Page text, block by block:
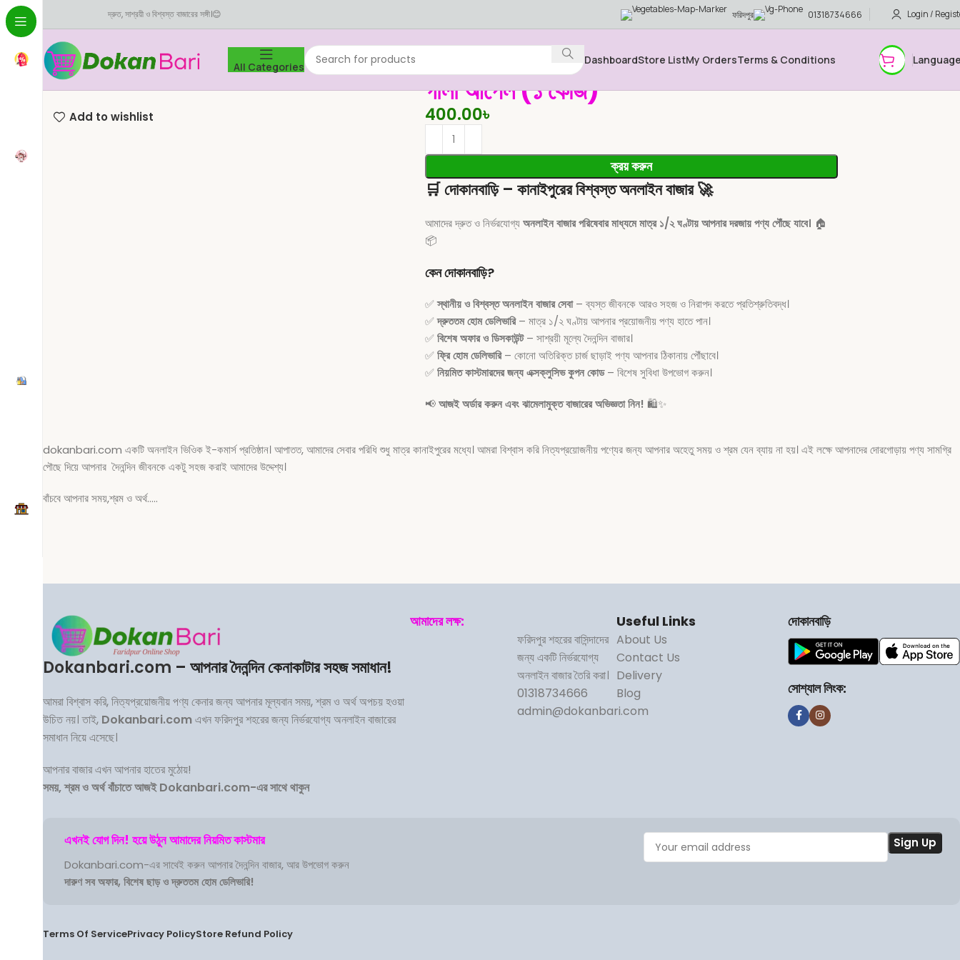
দ্রুত, সাশ্রয়ী ও বিশ্বস্ত বাজারের সঙ্গী।😊 ফরিদপুর 01318734666 Login /
All Categories
DashboardStore ListMy OrdersTerms & Conditions
Home
Add to wishlist
গালা আপেল (১ কেজি)
400.00৳
ক্রয় করুন
🛒দোকানবাড়ি – কানাইপুরের বিশ্বস্ত অনলাইন বাজার🚀
আমাদের দ্রুত ও নির্ভরযোগ্যঅনলাইন বাজার পরিষেবার মাধ্যমে মাত্র ১/২ ঘণ্টায় আপনার দরজায় পণ্য পৌঁছে যাবে। 🏠
📦
কেন দোকানবাড়ি?
✅স্থানীয় ও বিশ্বস্ত অনলাইন বাজার সেবা– ব্যস্ত জীবনকে আরও সহজ ও নিরাপদ করতে প্রতিশ্রুতিবদ্ধ।
✅দ্রুততম হোম ডেলিভারি– মাত্র ১/২ ঘণ্টায় আপনার প্রয়োজনীয় পণ্য হাতে পান।
✅ বিশেষ অফার ও ডিসকাউন্ট– সাশ্রয়ী মূল্যে দৈনন্দিন বাজার।
✅ ফ্রি হোম ডেলিভারি– কোনো অতিরিক্ত চার্জ ছাড়াই পণ্য আপনার ঠিকানায় পৌঁছাবে।
✅ নিয়মিত কাস্টমারদের জন্য এক্সক্লুসিভ কুপন কোড– বিশেষ সুবিধা উপভোগ করুন।
📢আজই অর্ডার করুন এবং ঝামেলামুক্ত বাজারের অভিজ্ঞতা নিন! 🛍️✨
dokanbari.com একটি অনলাইন ভিওিক ই-কমার্স প্রতিষ্ঠান। আপাতত, আমাদের সেবার পরিধি শুধু মাত্র কানাইপুরের মধ্যে। আমরা বিশ্বাস করি নিত্যপ্রয়োজনীয় পণ্যের জন্য আপনার অহেতু সময় ও শ্রম যেন ব্যায় না হয়। এই লক্ষে আপনাদের দোরগোড়ায় পণ্য সামগ্রি
পৌছে দিয়ে আপনার দৈনন্দিন জীবনকে একটু সহজ করাই আমাদের উদ্দেশ্য।
বাঁচবে আপনার সময়,শ্রম ও অর্থ…..
Dokanbari.com – আপনার দৈনন্দিন কেনাকাটার সহজ সমাধান!
আমরা বিশ্বাস করি, নিত্যপ্রয়োজনীয় পণ্য কেনার জন্য আপনার মূল্যবান সময়, শ্রম ও অর্থ অপচয় হওয়া
উচিত নয়। তাই, Dokanbari.comএখন ফরিদপুর শহরের জন্য নির্ভরযোগ্য অনলাইন বাজারের
সমাধান নিয়ে এসেছে।
আপনার বাজার এখন আপনার হাতের মুঠোয়!
সময়, শ্রম ও অর্থ বাঁচাতে আজই Dokanbari.com-এর সাথে থাকুন
আমাদের লক্ষ:
ফরিদপুর শহরের বাসিন্দাদের
জন্য একটি নির্ভরযোগ্য
অনলাইন বাজার তৈরি করা।
01318734666
admin@dokanbari.com
Useful Links
About Us
Contact Us
Delivery
Blog
দোকানবাড়ি
সোশ্যাল লিংক:
এখনই যোগ দিন! হয়ে উঠুন আমাদের নিয়মিত কাস্টমার
Dokanbari.com-এর সাথেই করুন আপনার দৈনন্দিন বাজার, আর উপভোগ করুন
দারুণ সব অফার, বিশেষ ছাড় ও দ্রুততম হোম ডেলিভারি!
Terms Of ServicePrivacy PolicyStore Refund Policy